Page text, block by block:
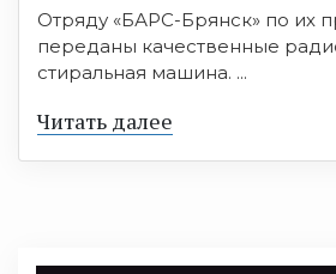
Отряду «БАРС-Брянск» по их
переданы качественные
стиральная машина. ...
Читать далее